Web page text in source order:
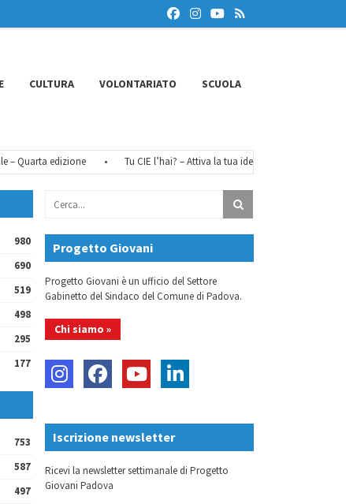
CULTURA VOLONTARIATO SCUOLA
Quarta edizione Tu CIE l’hai? – Attiva la tua identità digitale
980
690
519
498
295
177
753
587
497
Progetto Giovani
Progetto Giovani è un ufficio del Settore
Gabinetto del Sindaco del Comune di Padova.
Chi siamo »
Iscrizione newsletter
Ricevi la newsletter settimanale di Progetto
Giovani Padova